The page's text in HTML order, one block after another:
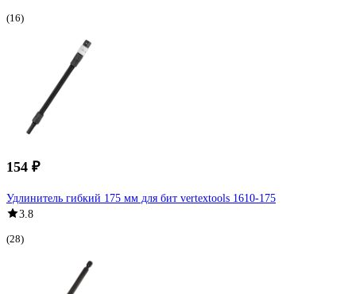
(16)
154 ₽
Удлинитель гибкий 175 мм для бит vertextools 1610-175
3.8
(28)